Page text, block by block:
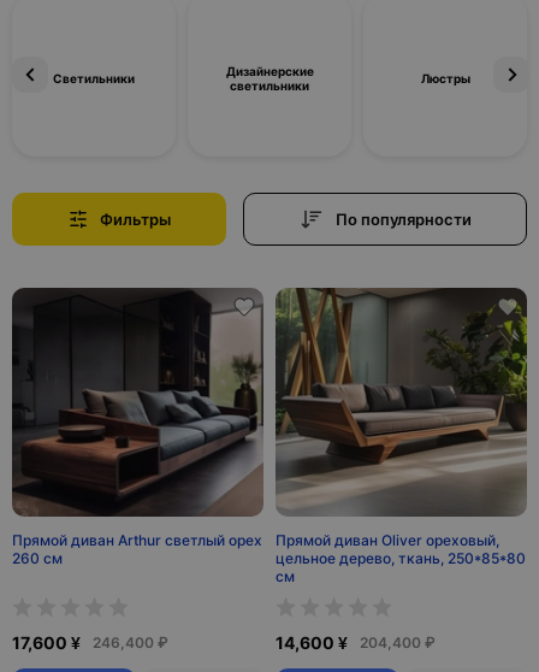
Светильники
Дизайнерские
светильники
Люстры
Фильтры По популярности
Прямой диван Arthur светлый орех
260 см
17,600 ¥ 246,400 ₽
Прямой диван Oliver ореховый,
цельное дерево, ткань, 250*85*80
см
14,600 ¥ 204,400 ₽